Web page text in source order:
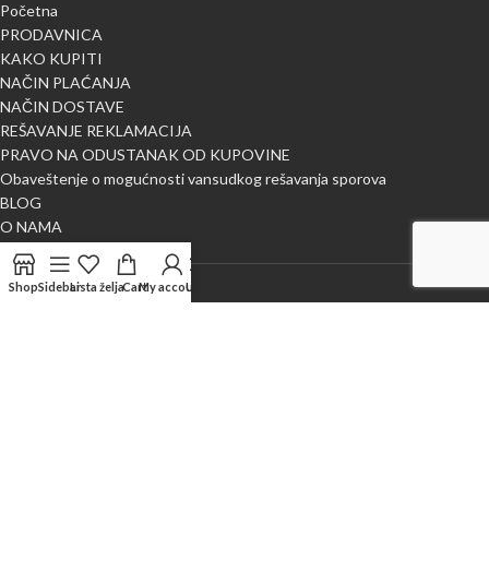
Početna
PRODAVNICA
KAKO KUPITI
NAČIN PLAĆANJA
NAČIN DOSTAVE
REŠAVANJE REKLAMACIJA
PRAVO NA ODUSTANAK OD KUPOVINE
Obaveštenje o mogućnosti vansudkog rešavanja sporova
BLOG
O NAMA
Kontaktirajte nas
ShopSidebarLista željaCartMy accountUporedi